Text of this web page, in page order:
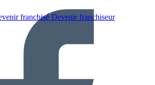
franchisé Devenir franchiseur